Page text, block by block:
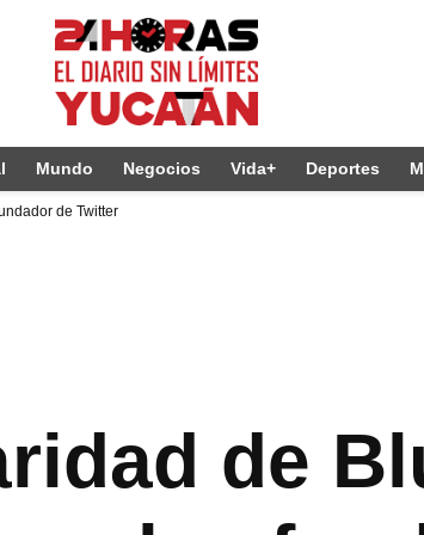
Mundo Negocios Vida+ Deportes
de Twitter
de